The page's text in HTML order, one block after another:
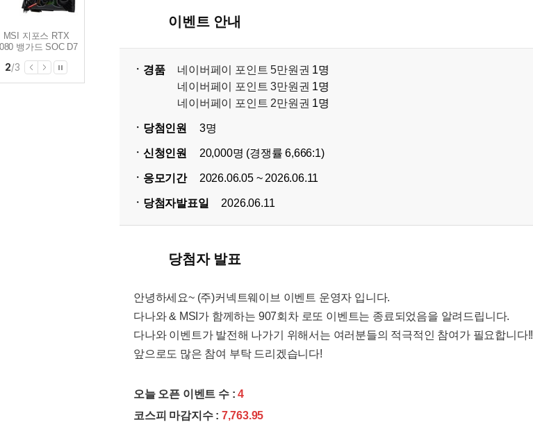
MSI 지포스 RTX
뱅가드 SOC D7
하이퍼프로져
5070 게이밍 트리오
프로져4
5060 벤투스 2X OC
2/3
이벤트 안내
ㆍ경품 네이버페이 포인트 5만원권 1명
네이버페이 포인트 3만원권 1명
네이버페이 포인트 2만원권 1명
ㆍ당첨인원 3명
ㆍ신청인원 20,000명 (경쟁률 6,666:1)
ㆍ응모기간 2026.06.05 ~ 2026.06.11
ㆍ당첨자발표일 2026.06.11
당첨자 발표
안녕하세요~ (주)커넥트웨이브 이벤트 운영자 입니다.
다나와 & MSI가 함께하는 907회차 로또 이벤트는 종료되었음을 알려드립니다.
다나와 이벤트가 발전해 나가기 위해서는 여러분들의 적극적인 참여가 필요합니다!!
앞으로도 많은 참여 부탁 드리겠습니다!
오늘 오픈 이벤트 수 :4
코스피 마감지수 : 7,763.95